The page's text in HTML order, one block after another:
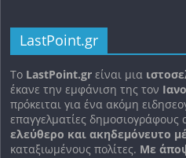
LastPoint.gr
To LastPoint.gr είναι μια
έκανε την εμφάνιση της τον
πρόκειται για ένα ακόμη
επαγγελματίες δημοσιογράφους
ελεύθερο και ακηδεμόνευτο
καταξιωμένους πολίτες. Με